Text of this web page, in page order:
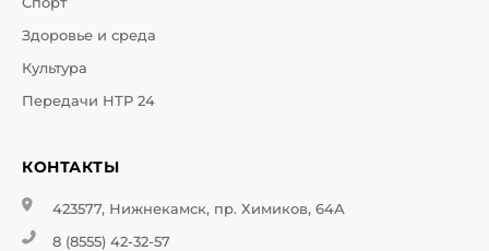
Здоровье и среда
Культура
Передачи НТР 24
КОНТАКТЫ
423577, Нижнекамск, пр. Химиков, 64А
8 (8555) 42-32-57